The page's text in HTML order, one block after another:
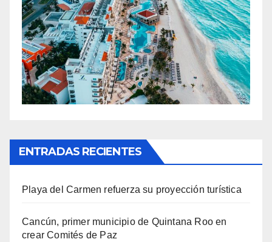
ENTRADAS RECIENTES
Playa del Carmen refuerza su proyección turística
Cancún, primer municipio de Quintana Roo en
crear Comités de Paz